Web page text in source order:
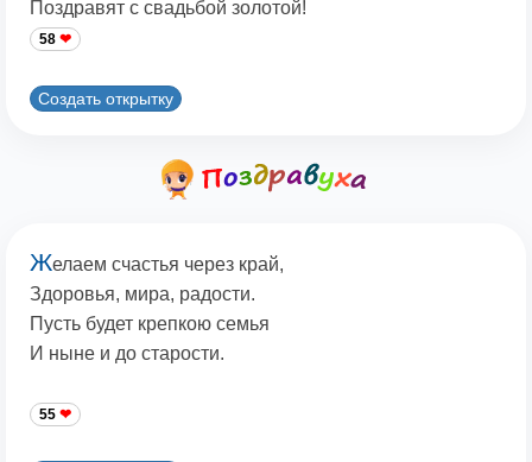
Поздравят с свадьбой золотой!
58
Создать открытку
Желаем счастья через край,
Здоровья, мира, радости.
Пусть будет крепкою семья
И ныне и до старости.
55